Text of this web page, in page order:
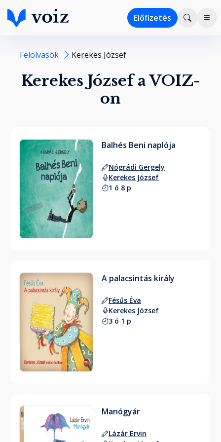
Előfizetés
Felolvasók Kerekes József
Kerekes József a VOIZ-
on
Balhés Beni naplója
Nógrádi Gergely
Kerekes József
1 ó 8 p
A palacsintás király
Fésűs Éva
Kerekes József
3 ó 1 p
Manógyár
Lázár Ervin